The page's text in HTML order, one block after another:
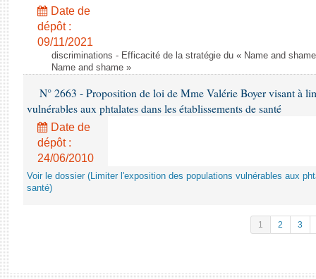
Date de
dépôt :
09/11/2021
discriminations - Efficacité de la stratégie du « Name and
Name and shame »
N° 2663 - Proposition de loi de Mme Valérie Boyer visant à
vulnérables aux phtalates dans les établissements de santé
Date de
dépôt :
24/06/2010
Voir le dossier (Limiter l'exposition des populations vulnérables aux
santé)
1 2 3